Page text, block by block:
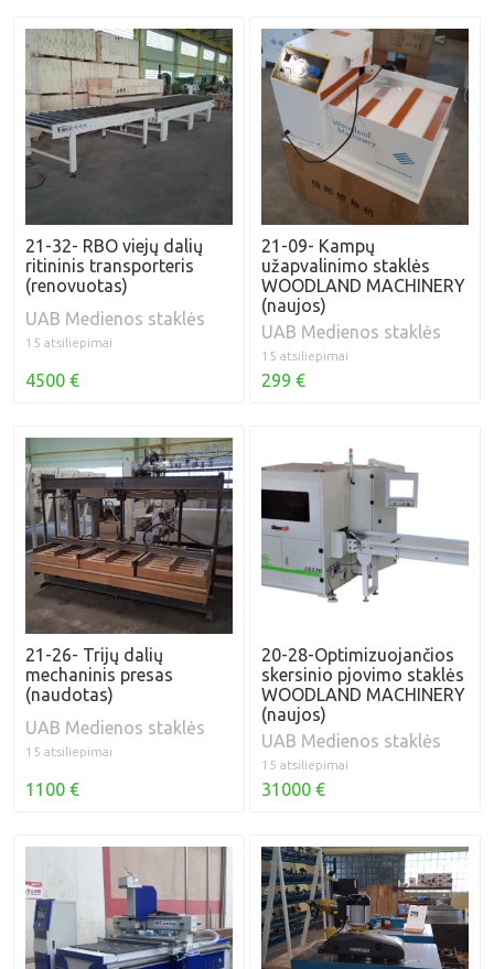
21-32- RBO viejų dalių
ritininis transporteris
(renovuotas)
UAB Medienos staklės
15 atsiliepimai
4500 €
21-09- Kampų
užapvalinimo staklės
WOODLAND MACHINERY
(naujos)
UAB Medienos staklės
15 atsiliepimai
299 €
21-26- Trijų dalių
mechaninis presas
(naudotas)
UAB Medienos staklės
15 atsiliepimai
1100 €
20-28-Optimizuojančios
skersinio pjovimo staklės
WOODLAND MACHINERY
(naujos)
UAB Medienos staklės
15 atsiliepimai
31000 €